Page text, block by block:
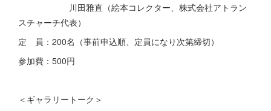
川田雅直（絵本コレクター、株式会社アトラン
スチャーチ代表）
定 員：200名（事前申込順、定員になり次第締切）
参加費：500円
＜ギャラリートーク＞